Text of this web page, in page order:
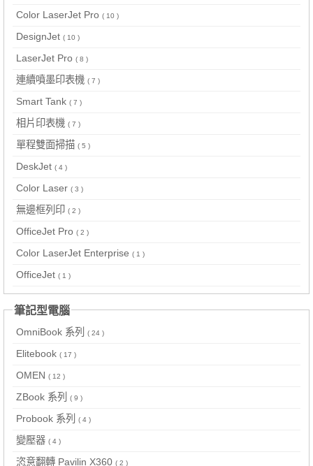
Color LaserJet Pro ( 10 )
DesignJet ( 10 )
LaserJet Pro ( 8 )
連續噴墨印表機 ( 7 )
Smart Tank ( 7 )
相片印表機 ( 7 )
單程雙面掃描 ( 5 )
DeskJet ( 4 )
Color Laser ( 3 )
無邊框列印 ( 2 )
OfficeJet Pro ( 2 )
Color LaserJet Enterprise ( 1 )
OfficeJet ( 1 )
筆記型電腦
OmniBook 系列 ( 24 )
Elitebook ( 17 )
OMEN ( 12 )
ZBook 系列 ( 9 )
Probook 系列 ( 4 )
變壓器 ( 4 )
恣意翻轉 Pavilin X360 ( 2 )